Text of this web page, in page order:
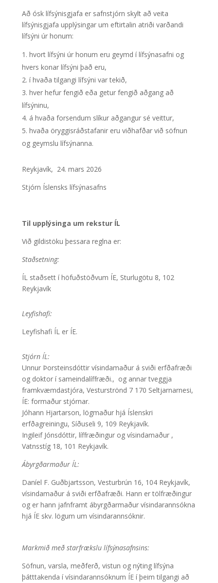
Að ósk lífsýnisgjafa er safnstjórn skylt að veita
lífsýnisgjafa upplýsingar um eftirtalin atriði varðandi
lífsýni úr honum:
hvort lífsýni úr honum eru geymd í lífsýnasafni og
hvers konar lífsýni það eru,
í hvaða tilgangi lífsýni var tekið,
hver hefur fengið eða getur fengið aðgang að
lífsýninu,
á hvaða forsendum slíkur aðgangur sé veittur,
hvaða öryggisráðstafanir eru viðhafðar við söfnun
og geymslu lífsýnanna.
Reykjavík, 24. mars 2026
Stjórn Íslensks lífsýnasafns
Til upplýsinga um rekstur ÍL
Við gildistöku þessara reglna er:
Staðsetning:
ÍL staðsett í höfuðstöðvum ÍE, Sturlugötu 8, 102
Reykjavík
Leyfishafi:
Leyfishafi ÍL er ÍE.
Stjórn ÍL:
Unnur Þorsteinsdóttir vísindamaður á sviði erfðafræði
og doktor í sameindalíffræði., og annar tveggja
framkvæmdastjóra, Vesturströnd 7 170 Seltjarnarnesi,
ÍE: formaður stjórnar.
Jóhann Hjartarson, lögmaður hjá Íslenskri
erfðagreiningu, Síðuseli 9, 109 Reykjavík.
Ingileif Jónsdóttir, líffræðingur og vísindamaður ,
Vatnsstíg 18, 101 Reykjavík.
Ábyrgðarmaður ÍL:
Daníel F. Guðbjartsson, Vesturbrún 16, 104 Reykjavík,
vísindamaður á sviði erfðafræði. Hann er tölfræðingur
og er hann jafnframt ábyrgðarmaður vísindarannsókna
hjá ÍE skv. lögum um vísindarannsóknir.
Markmið með starfrækslu lífsýnasafnsins:
Söfnun, varsla, meðferð, vistun og nýting lífsýna
þátttakenda í vísindarannsóknum ÍE í þeim tilgangi að